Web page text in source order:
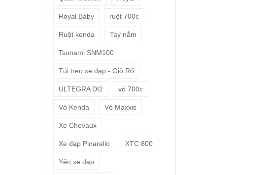
Royal Baby ruột 700c
Ruột kenda Tay nắm
Tsunami SNM100
Túi treo xe đạp - Giỏ Rổ
ULTEGRA DI2 vỏ 700c
Vỏ Kenda Vỏ Maxxis
Xe Chevaux
Xe đạp Pinarello XTC 800
Yên xe đạp